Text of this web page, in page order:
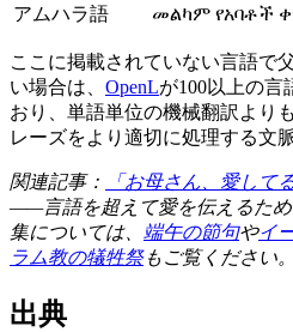
アムハラ語 መልካም የአባቶች
ここに掲載されていない言語で
い場合は、 OpenLが100以上の言
おり、単語単位の機械翻訳より
レーズをより適切に処理する文
関連記事：
「お母さん、愛して
——言語を超えて愛を伝えるた
集については、 端午の節句やイ
ラム教の犠牲祭もご覧ください。
出典